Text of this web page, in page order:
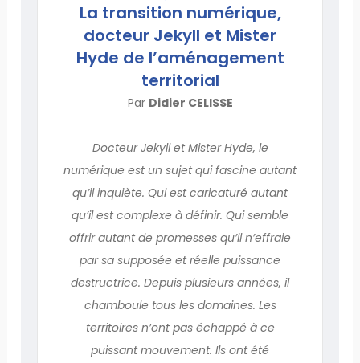
La transition numérique,
docteur Jekyll et Mister
Hyde de l’aménagement
territorial
Par Didier CELISSE
Docteur Jekyll et Mister Hyde, le
numérique est un sujet qui fascine autant
qu’il inquiète. Qui est caricaturé autant
qu’il est complexe à définir. Qui semble
offrir autant de promesses qu’il n’effraie
par sa supposée et réelle puissance
destructrice. Depuis plusieurs années, il
chamboule tous les domaines. Les
territoires n’ont pas échappé à ce
puissant mouvement. Ils ont été